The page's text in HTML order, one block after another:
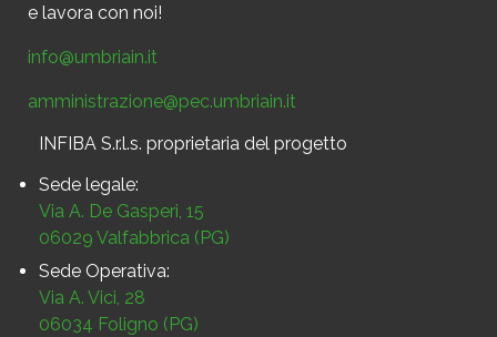
e lavora con noi!
info@umbriain.it
amministrazione@pec.umbriain.it
INFIBA S.r.l.s. proprietaria del progetto
Sede legale:
Via A. De Gasperi, 15
06029 Valfabbrica (PG)
Sede Operativa:
Via A. Vici, 28
06034 Foligno (PG)